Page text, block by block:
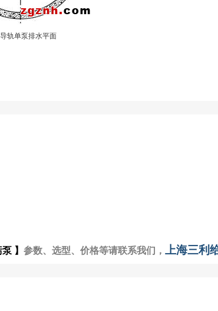
轨单泵排水平面
】 参数、选型、价格等请联系我们， 上海三利